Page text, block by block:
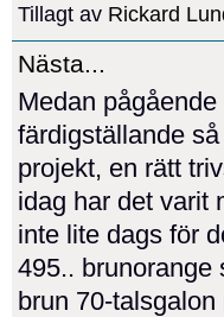
Tillagt av Rickard
Nästa...
Medan
färdigställande
projekt, en rätt
idag har det varit
inte lite dags för
495.. brunorange
brun 70-